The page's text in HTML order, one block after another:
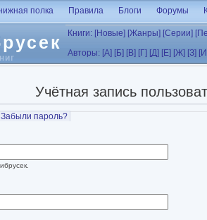
полка Правила Блоги Форумы
Книги: [Новые] [Жанры] [Серии]
Авторы: [А] [Б] [В] [Г] [Д] [Е] [Ж] [З]
Учётная запись
вкладка)
Забыли пароль?